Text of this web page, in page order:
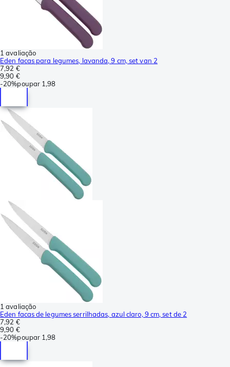
1 avaliação
Eden facas para legumes, lavanda, 9 cm, set van 2
7,92 €
9,90 €
-20%poupar 1,98
1 avaliação
Eden facas de legumes serrilhadas, azul claro, 9 cm, set de 2
7,92 €
9,90 €
-20%poupar 1,98